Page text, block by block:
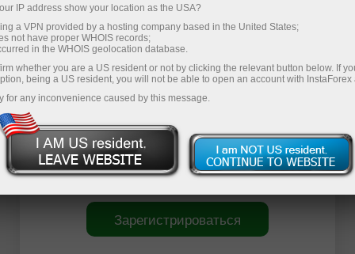
Стоит ли сегодня приступать к
торговле?
Если вас мучают такие сомнения – заручитесь перед
выходом на рынок экспертным мнением. В нашей
команде есть трейдеры, имеющие многолетний и
успешный опыт торговли на Форекс. Они всегда
готовы поделиться своими профессиональными
наработками и эффективными торговыми
рекомендациями.
Зарегистрироваться
IP address show your location as the USA?
a VPN provided by a hosting company based in the United States;
not have proper WHOIS records;
in the WHOIS geolocation database.
whether you are a US resident or not by clicking the relevant button below. If
being a US resident, you will not be able to open an account with InstaForex
for any inconvenience caused by this message.